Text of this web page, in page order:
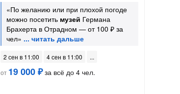
«По желанию или при плохой погоде
можно посетить музей Германа
Брахерта в Отрадном — от 100 ₽ за
чел»
2 сен в 11:00
4 сен в 11:00
от 19 000 ₽за всё до 4 чел.